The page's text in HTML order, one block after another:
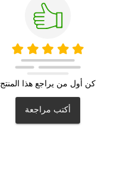
كن أول من يراجع هذا المنتج
أكتب مراجعة